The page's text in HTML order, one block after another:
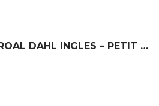
JUEGO ¿QUIÉN ES? ROAL DAHL INGLES – PETIT COLLAGE